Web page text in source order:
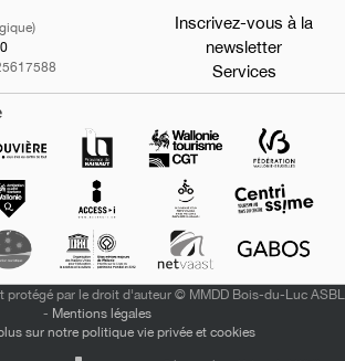
Inscrivez-vous à la
newsletter
Services
par le droit d'auteur © MMDD Bois-du-Luc ASBL
- Mentions légales
sur notre politique vie privée et cookies